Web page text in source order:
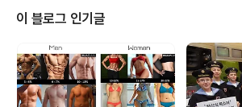
착된 갤럭시 S9 플러스는 초기 펌웨어를 사용한 프로토타
입으로 추정되므로 벤치마크 결과는 크게 의미없는 것으로
보이며, 중국발 루머를 통해 엑시노스 9810의 실성능은
싱글코어 3000점대 / 멀티코어 9000점대에 육박해 현
보다 대폭 향상된 성능을 보여주는 것으로 알려진 상태입
니다. * 갤럭..
이 블로그 인기글